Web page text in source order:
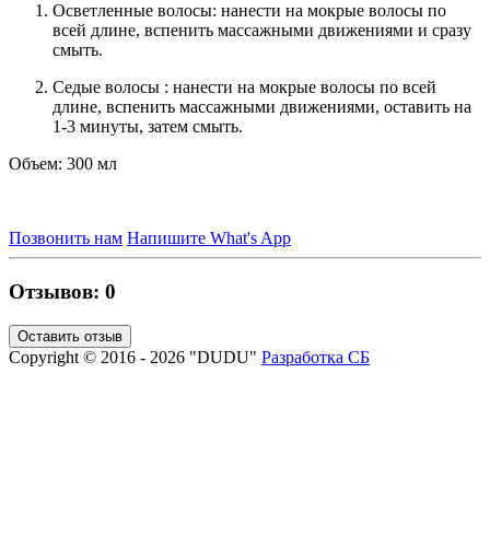
Осветленные волосы: нанести на мокрые волосы по
всей длине, вспенить массажными движениями и сразу
смыть.
Седые волосы : нанести на мокрые волосы по всей
длине, вспенить массажными движениями, оставить на
1-3 минуты, затем смыть.
Объем: 300 мл
Позвонить нам Напишите What's App
Отзывов: 0
Оставить отзыв
Copyright © 2016 - 2026 "DUDU" Разработка СБ